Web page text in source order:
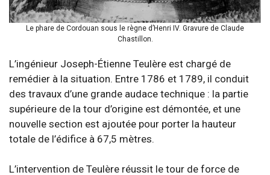
Le phare de Cordouan sous le règne d’Henri IV. Gravure de Claude
Chastillon.
L’ingénieur Joseph-Étienne Teulère est chargé de
remédier à la situation. Entre 1786 et 1789, il conduit
des travaux d’une grande audace technique : la partie
supérieure de la tour d’origine est démontée, et une
nouvelle section est ajoutée pour porter la hauteur
totale de l’édifice à 67,5 mètres.
L’intervention de Teulère réussit le tour de force de